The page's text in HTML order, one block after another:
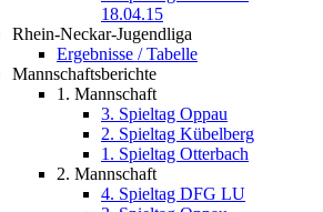
18.04.15
Rhein-Neckar-Jugendliga
Ergebnisse / Tabelle
Mannschaftsberichte
1. Mannschaft
3. Spieltag Oppau
2. Spieltag Kübelberg
1. Spieltag Otterbach
2. Mannschaft
4. Spieltag DFG LU